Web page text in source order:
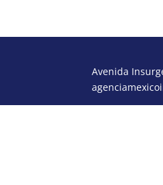
Avenida